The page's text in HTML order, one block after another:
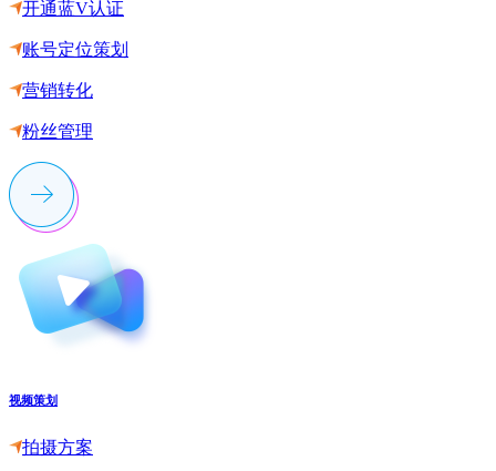
开通蓝V认证
账号定位策划
营销转化
粉丝管理
视频策划
拍摄方案